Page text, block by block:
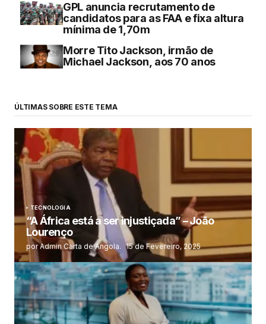
GPL anuncia recrutamento de
candidatos para as FAA e fixa altura
mínima de 1,70m
Morre Tito Jackson, irmão de
Michael Jackson, aos 70 anos
ÚLTIMAS SOBRE ESTE TEMA
TECNOLOGIA
“A África está a ser injustiçada” – João
Lourenço
por Admin Carta de Angola. 15 de Fevereiro, 2025